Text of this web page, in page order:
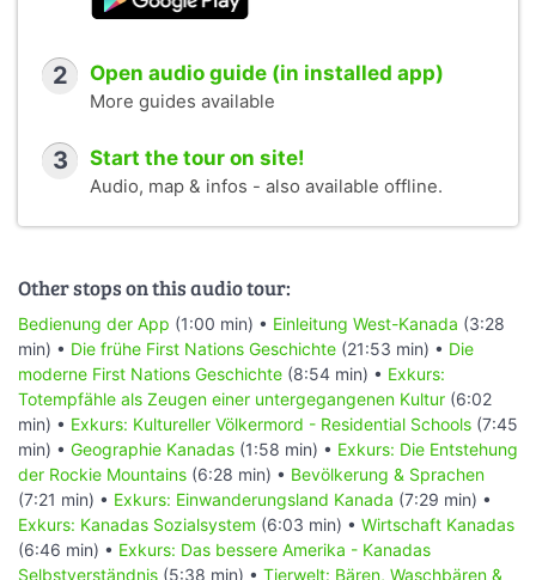
2 Open audio guide (in installed app)
More guides available
3 Start the tour on site!
Audio, map & infos - also available offline.
Other stops on this audio tour:
Bedienung der App (1:00 min) • Einleitung West-Kanada (3:28
min) • Die frühe First Nations Geschichte (21:53 min) • Die
moderne First Nations Geschichte (8:54 min) • Exkurs:
Totempfähle als Zeugen einer untergegangenen Kultur (6:02
min) • Exkurs: Kultureller Völkermord - Residential Schools (7:45
min) • Geographie Kanadas (1:58 min) • Exkurs: Die Entstehung
der Rockie Mountains (6:28 min) • Bevölkerung & Sprachen
(7:21 min) • Exkurs: Einwanderungsland Kanada (7:29 min) •
Exkurs: Kanadas Sozialsystem (6:03 min) • Wirtschaft Kanadas
(6:46 min) • Exkurs: Das bessere Amerika - Kanadas
Selbstverständnis (5:38 min) • Tierwelt: Bären, Waschbären &